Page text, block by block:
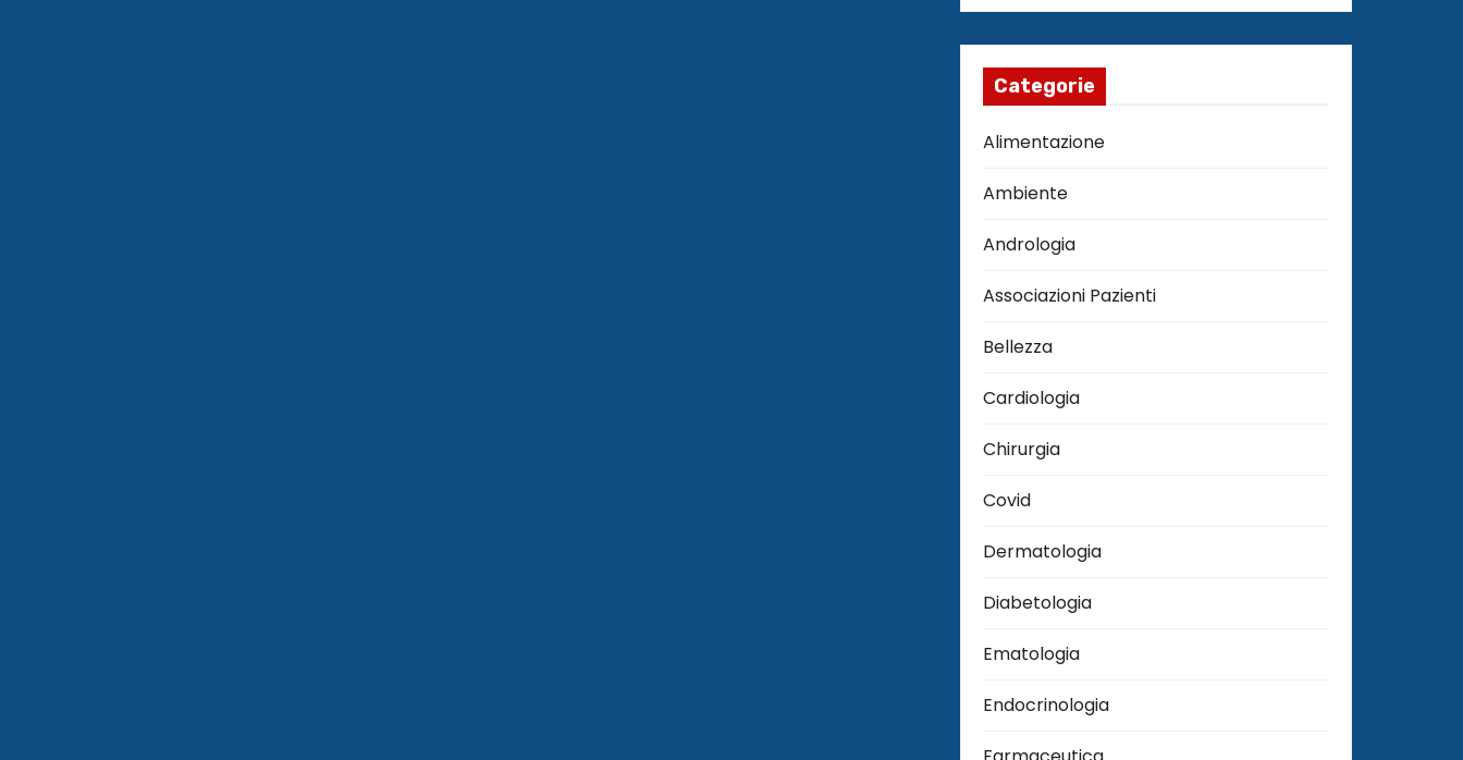
Categorie
Alimentazione
Ambiente
Andrologia
Associazioni Pazienti
Bellezza
Cardiologia
Chirurgia
Covid
Dermatologia
Diabetologia
Ematologia
Endocrinologia